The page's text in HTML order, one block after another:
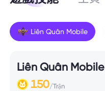
Liên Quân Mobile
Liên Quân Mobile
150/Trận